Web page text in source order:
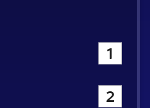
1
2